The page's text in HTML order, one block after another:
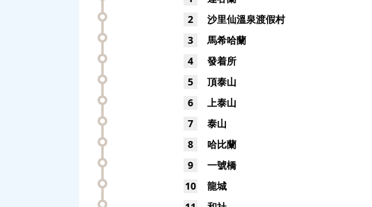
2
沙里仙溫泉渡假村
3
馬希哈蘭
4
發着所
5
頂泰山
6
上泰山
7
泰山
8
哈比蘭
9
一號橋
10
龍城